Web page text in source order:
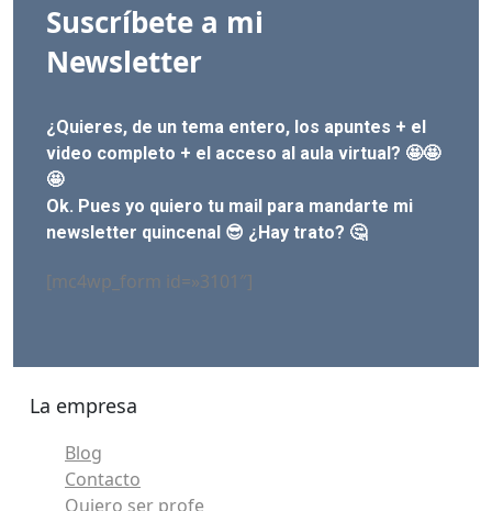
Suscríbete a mi
Newsletter
¿Quieres, de un tema entero, los apuntes + el
video completo + el acceso al aula virtual? 🤩🤩
🤩
Ok. Pues yo quiero tu mail para mandarte mi
newsletter quincenal 😎 ¿Hay trato? 🤔
[mc4wp_form id=»3101″]
La empresa
Blog
Contacto
Quiero ser profe